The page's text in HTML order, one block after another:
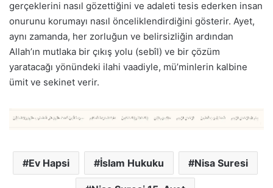
gerçeklerini nasıl gözettiğini ve adaleti tesis ederken insan
onurunu korumayı nasıl önceliklendirdiğini gösterir. Ayet,
aynı zamanda, her zorluğun ve belirsizliğin ardından
Allah’ın mutlaka bir çıkış yolu (sebîl) ve bir çözüm
yaratacağı yönündeki ilahi vaadiyle, mü’minlerin kalbine
ümit ve sekinet verir.
Ev Hapsi İslam Hukuku Nisa Suresi